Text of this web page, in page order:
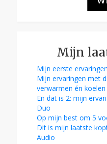
Mijn
Mijn eerste
Mijn ervaringen met
verwarmen én koelen
En dat is 2: mijn
Duo
Op mijn best om 5
Dit is mijn laatste
Audio